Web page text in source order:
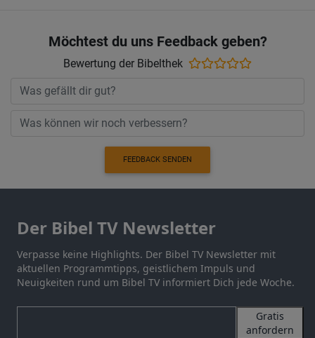
Möchtest du uns Feedback geben?
Bewertung der Bibelthek
FEEDBACK SENDEN
Der Bibel TV Newsletter
Verpasse keine Highlights. Der Bibel TV Newsletter mit
aktuellen Programmtipps, geistlichem Impuls und
Neuigkeiten rund um Bibel TV informiert Dich jede Woche.
Gratis
anfordern